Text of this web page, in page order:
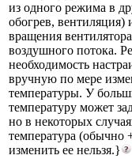
из одного режима в
обогрев, вентиляция)
вращения
воздушного потока.
необходимость
вручную по мере
температуры. У
температуру может
но в некоторых
температура (обычно
изменить ее нельзя.}